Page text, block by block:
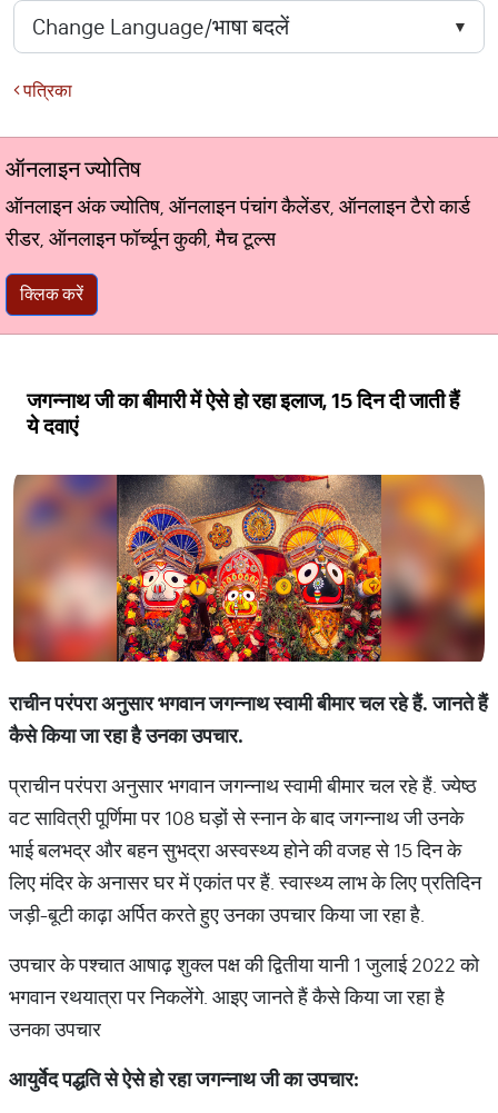
पत्रिका
ऑनलाइन ज्योतिष
ऑनलाइन अंक ज्योतिष, ऑनलाइन पंचांग कैलेंडर, ऑनलाइन टैरो कार्ड
रीडर, ऑनलाइन फॉर्च्यून कुकी, मैच टूल्स
क्लिक करें
जगन्नाथ जी का बीमारी में ऐसे हो रहा इलाज, 15 दिन दी जाती हैं
ये दवाएं
राचीन परंपरा अनुसार भगवान जगन्नाथ स्वामी बीमार चल रहे हैं. जानते हैं
कैसे किया जा रहा है उनका उपचार.
प्राचीन परंपरा अनुसार भगवान जगन्नाथ स्वामी बीमार चल रहे हैं. ज्येष्ठ
वट सावित्री पूर्णिमा पर 108 घड़ों से स्नान के बाद जगन्नाथ जी उनके
भाई बलभद्र और बहन सुभद्रा अस्वस्थ्य होने की वजह से 15 दिन के
लिए मंदिर के अनासर घर में एकांत पर हैं. स्वास्थ्य लाभ के लिए प्रतिदिन
जड़ी-बूटी काढ़ा अर्पित करते हुए उनका उपचार किया जा रहा है.
उपचार के पश्चात आषाढ़ शुक्ल पक्ष की द्वितीया यानी 1 जुलाई 2022 को
भगवान रथयात्रा पर निकलेंगे. आइए जानते हैं कैसे किया जा रहा है
उनका उपचार
आयुर्वेद पद्धति से ऐसे हो रहा जगन्नाथ जी का उपचार: